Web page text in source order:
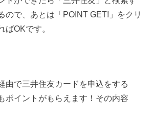
ので、あとは「POINT GET!」をクリ
ばOKです。
由で三井住友カードを申込をする
ポイントがもらえます！その内容